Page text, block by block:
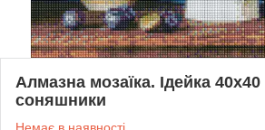
Алмазна мозаїка. Ідейка 40х40
соняшники
Немає в наявності